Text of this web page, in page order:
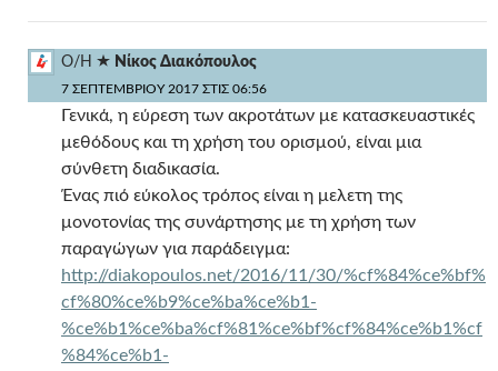
Ο/Η Νίκος Διακόπουλος
7 ΣΕΠΤΕΜΒΡΊΟΥ 2017 ΣΤΙΣ 06:56
Γενικά, η εύρεση των ακροτάτων με κατασκευαστικές
μεθόδους και τη χρήση του ορισμού, είναι μια
σύνθετη διαδικασία.
Ένας πιό εύκολος τρόπος είναι η μελετη της
μονοτονίας της συνάρτησης με τη χρήση των
παραγώγων για παράδειγμα:
http://diakopoulos.net/2016/11/30/%cf%84%ce%bf%
cf%80%ce%b9%ce%ba%ce%b1-
%ce%b1%ce%ba%cf%81%ce%bf%cf%84%ce%b1%cf
%84%ce%b1-